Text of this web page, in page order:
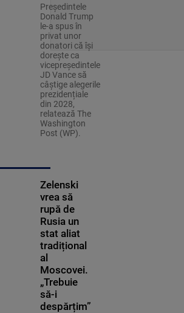
Președintele
Donald Trump
le-a spus în
privat unor
donatori că își
dorește ca
vicepreședintele
JD Vance să
câștige alegerile
prezidențiale
din 2028,
relatează The
Washington
Post (WP).
Zelenski
vrea să
rupă de
Rusia un
stat aliat
tradițional
al
Moscovei.
„Trebuie
să-i
despărțim”